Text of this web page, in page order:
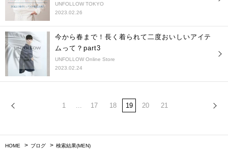
UNFOLLOW TOKYO
2023.02.26
今から春まで！長く着られて二度おいしいアイテ
ムって？part3
UNFOLLOW Online Store
2023.02.24
1 ... 17 18 19 20 21
HOME ブログ 検索結果(MEN)